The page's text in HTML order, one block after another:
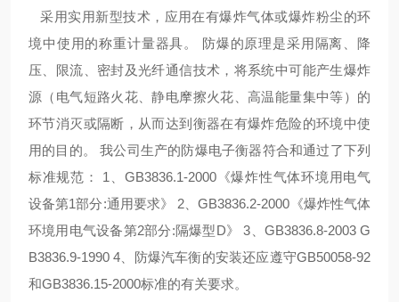
采用实用新型技术，应用在有爆炸气体或爆炸粉尘的环
境中使用的称重计量器具。
防爆的原理是采用隔离、降
压、限流、密封及光纤通信技术，将系统中可能产生爆炸
源（电气短路火花、静电摩擦火花、高温能量集中等）的
环节消灭或隔断，从而达到衡器在有爆炸危险的环境中使
用的目的。
我公司生产的防爆电子衡器符合和通过了下列
标准规范：
1 GB3836.1-2000《爆炸性气体环境用电气
设备第1部分:通用要求》 2 、GB3836.2-2000 《爆炸性气体
环境用电气设备第2部分:隔爆型D》 3
GB3836.8-2003 G
B3836.9-1990 4 、防爆汽车衡的安装还应遵守GB50058-92
和GB3836.15-2000标准的有关要求。